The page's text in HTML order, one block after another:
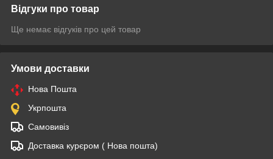
Відгуки про товар
Ще немає відгуків про цей товар
Умови доставки
Нова Пошта
Укрпошта
Самовивіз
Доставка курєром ( Нова пошта)